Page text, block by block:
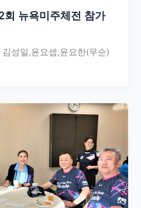
뉴욕미주체전 참가
성일,윤요셉,윤요한(무순)